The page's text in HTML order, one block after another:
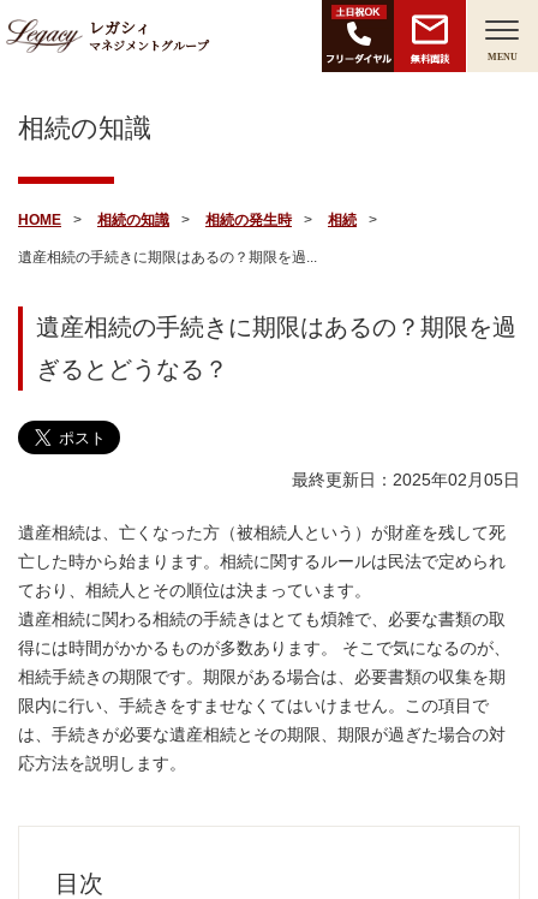
レガシィ
マネジメントグループ
無料面談 MENU
相続の知識
HOME 相続の知識 相続の発生時 相続
遺産相続の手続きに期限はあるの？期限を過...
遺産相続の手続きに期限はあるの？期限を過
ぎるとどうなる？
最終更新日：2025年02月05日
遺産相続は、亡くなった方（被相続人という）が財産を残して死
亡した時から始まります。相続に関するルールは民法で定められ
ており、相続人とその順位は決まっています。
遺産相続に関わる相続の手続きはとても煩雑で、必要な書類の取
得には時間がかかるものが多数あります。 そこで気になるのが、
相続手続きの期限です。期限がある場合は、必要書類の収集を期
限内に行い、手続きをすませなくてはいけません。この項目で
は、手続きが必要な遺産相続とその期限、期限が過ぎた場合の対
応方法を説明します。
目次